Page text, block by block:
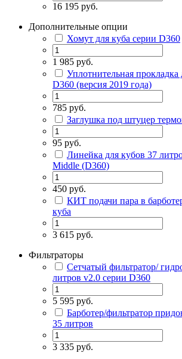
16 195 руб.
Дополнительные опции
Хомут для куба серии D360
1 985 руб.
Уплотнительная прокладка
D360 (версия 2019 года)
785 руб.
Заглушка под штуцер
95 руб.
Линейка для кубов 37
Middle (D360)
450 руб.
КИТ подачи пара в
куба
3 615 руб.
Фильтраторы
Сетчатый фильтратор/
литров v2.0 серии D360
5 595 руб.
Барботер/фильтратор
35 литров
3 335 руб.